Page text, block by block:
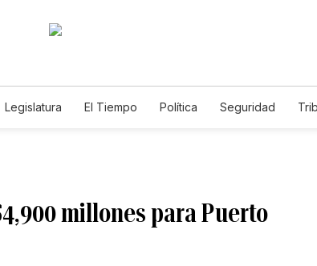
Legislatura El Tiempo Política Seguridad
millones para Puerto